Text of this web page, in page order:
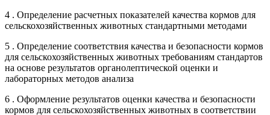
4 . Определение расчетных показателей качества кормов для
сельскохозяйственных животных стандартными методами
5 . Определение соответствия качества и безопасности кормов
для сельскохозяйственных животных требованиям стандартов
на основе результатов органолептической оценки и
лабораторных методов анализа
6 . Оформление результатов оценки качества и безопасности
кормов для сельскохозяйственных животных в соответствии